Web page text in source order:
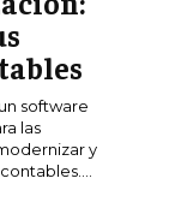
WEB
software
las
y